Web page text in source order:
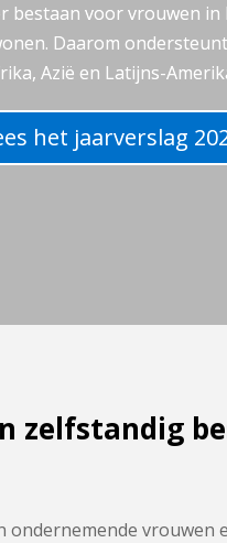
bestaan voor vrouwen in
Daarom
Azië en Latijns-
het jaarverslag
zelfstandig
ondernemende vrouwen